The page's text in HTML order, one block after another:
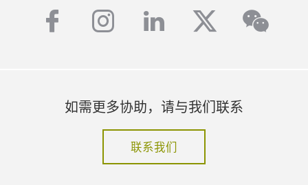
facebook
instagram
linkedintwitter
如需更多协助，请与我们联系
联系我们